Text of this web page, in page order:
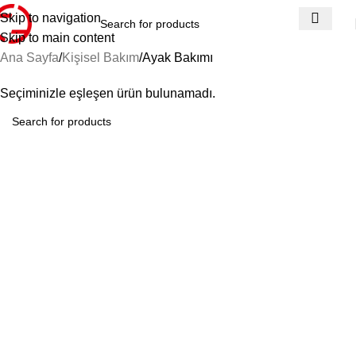
Skip to navigation
Skip to main content
Ana Sayfa Kişisel Bakım Ayak Bakımı
Seçiminizle eşleşen ürün bulunamadı.